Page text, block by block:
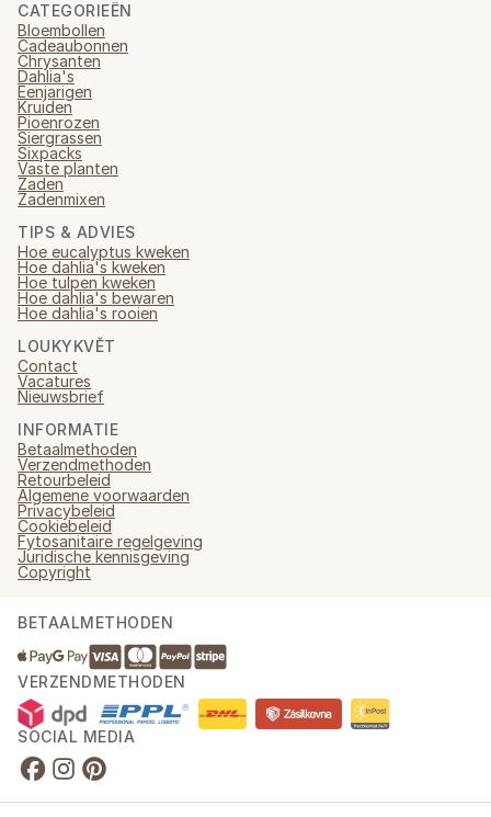
CATEGORIEËN
Bloembollen
Cadeaubonnen
Chrysanten
Dahlia's
Eenjarigen
Kruiden
Pioenrozen
Siergrassen
Sixpacks
Vaste planten
Zaden
Zadenmixen
TIPS & ADVIES
Hoe eucalyptus kweken
Hoe dahlia's kweken
Hoe tulpen kweken
Hoe dahlia's bewaren
Hoe dahlia's rooien
LOUKYKVĚT
Contact
Vacatures
Nieuwsbrief
INFORMATIE
Betaalmethoden
Verzendmethoden
Retourbeleid
Algemene voorwaarden
Privacybeleid
Cookiebeleid
Fytosanitaire regelgeving
Juridische kennisgeving
Copyright
BETAALMETHODEN
VERZENDMETHODEN
SOCIAL MEDIA